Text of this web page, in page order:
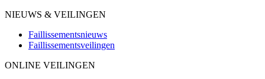
NIEUWS & VEILINGEN
Faillissementsnieuws
Faillissementsveilingen
ONLINE VEILINGEN